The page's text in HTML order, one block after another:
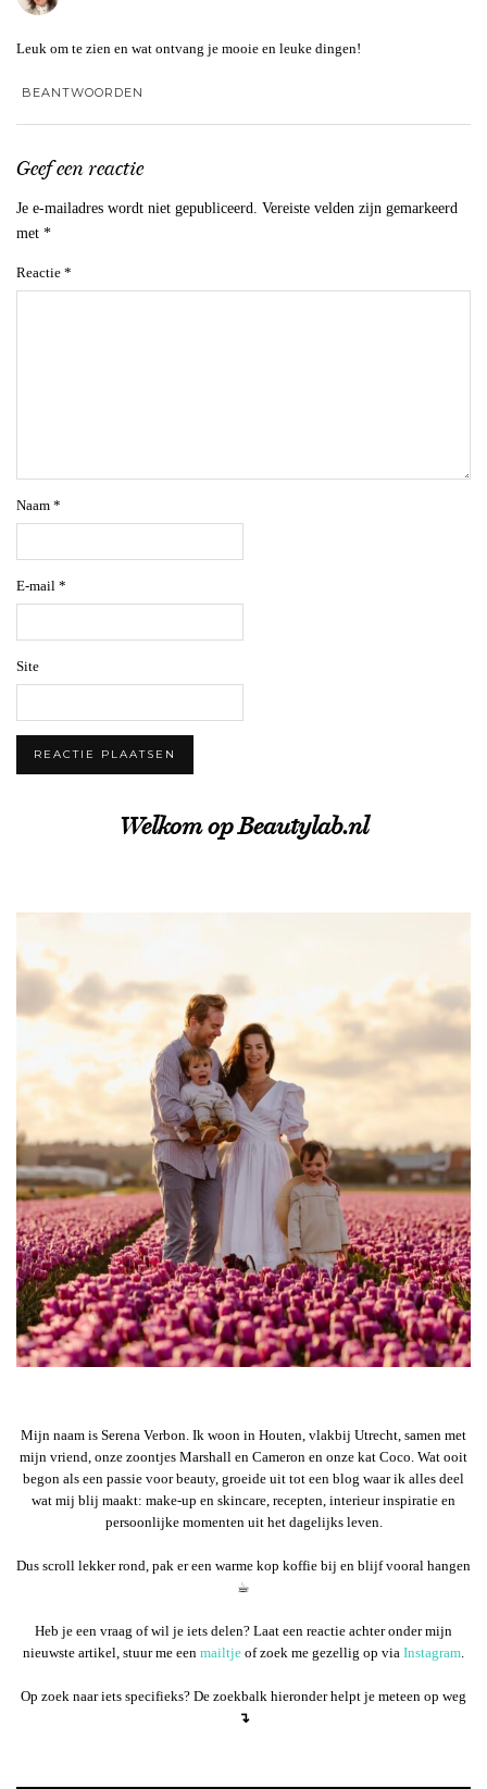
Leuk om te zien en wat ontvang je mooie en leuke dingen!
BEANTWOORDEN
Geef een reactie
Je e-mailadres wordt niet gepubliceerd.
Vereiste velden zijn gemarkeerd
met *
Reactie *
Naam *
E-mail *
Site
Welkom op Beautylab.nl
Mijn naam is Serena Verbon. Ik woon in Houten, vlakbij Utrecht, samen met
mijn vriend, onze zoontjes Marshall en Cameron en onze kat Coco. Wat ooit
begon als een passie voor beauty, groeide uit tot een blog waar ik alles deel
wat mij blij maakt: make-up en skincare, recepten, interieur inspiratie en
persoonlijke momenten uit het dagelijks leven.
Dus scroll lekker rond, pak er een warme kop koffie bij en blijf vooral hangen
☕︎
Heb je een vraag of wil je iets delen? Laat een reactie achter onder mijn
nieuwste artikel, stuur me een mailtje of zoek me gezellig op via Instagram
Op zoek naar iets specifieks? De zoekbalk hieronder helpt je meteen op weg
↴